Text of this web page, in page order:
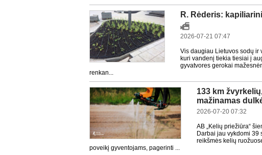
R. Rėderis:
2026-07-21 07:47
Vis daugiau Lietuvos sodų
kuri vandenį tiekia tiesiai į
gyvatvores gerokai
renkan...
133 km
mažinamas
2026-07-20 07:32
AB „Kelių priežiūra“
Darbai jau vykdomi 39
reikšmės kelių
poveikį gyventojams, pagerinti ...